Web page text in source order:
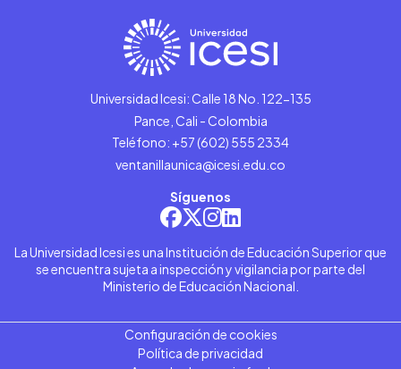
Universidad Icesi: Calle 18 No. 122-135
Pance, Cali - Colombia
Teléfono: +57 (602) 555 2334
ventanillaunica@icesi.edu.co
Síguenos
La Universidad Icesi es una Institución de Educación Superior que
se encuentra sujeta a inspección y vigilancia por parte del
Ministerio de Educación Nacional.
Configuración de cookies
Política de privacidad